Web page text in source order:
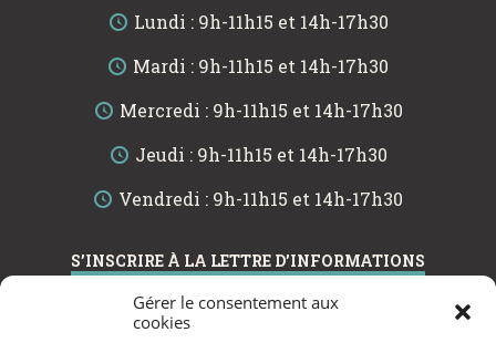
Gérer le consentement aux
cookies
Lundi : 9h-11h15 et 14h-17h30
Mardi : 9h-11h15 et 14h-17h30
Mercredi : 9h-11h15 et 14h-17h30
Jeudi : 9h-11h15 et 14h-17h30
Vendredi : 9h-11h15 et 14h-17h30
S’INSCRIRE À LA LETTRE D’INFORMATIONS